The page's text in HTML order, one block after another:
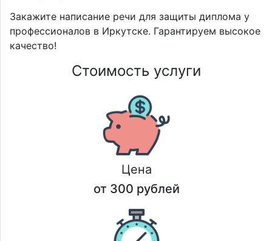
Закажите написание речи для защиты диплома у
профессионалов в Иркутске. Гарантируем высокое
качество!
Стоимость услуги
Цена
от 300 рублей